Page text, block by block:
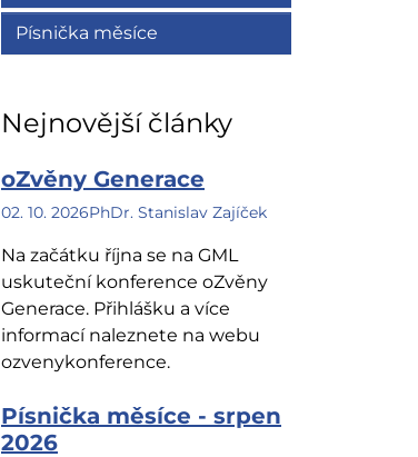
Písnička měsíce
Nejnovější články
oZvěny Generace
02. 10. 2026PhDr. Stanislav Zajíček
Na začátku října se na GML
uskuteční konference oZvěny
Generace. Přihlášku a více
informací naleznete na webu
ozvenykonference.
Písnička měsíce - srpen
2026